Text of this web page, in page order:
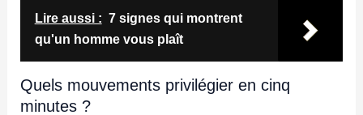
Lire aussi : 7 signes qui montrent
qu'un homme vous plaît
Quels mouvements privilégier en cinq
minutes ?